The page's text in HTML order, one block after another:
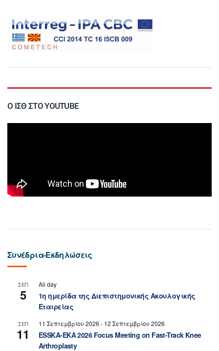
Ο ΙΣΘ ΣΤΟ YOUTUBE
Συνέδρια-Εκδηλώσεις
ΣΕΠ
5
All day
1η ημερίδα της Διεπιστημονικής Ακουλογικής
Εταιρείας
ΣΕΠ
11
11 Σεπτεμβρίου 2026 - 12 Σεπτεμβρίου 2026
ESSKA-EKA 2026 Focus Meeting on Fast-Track Knee
Arthroplasty